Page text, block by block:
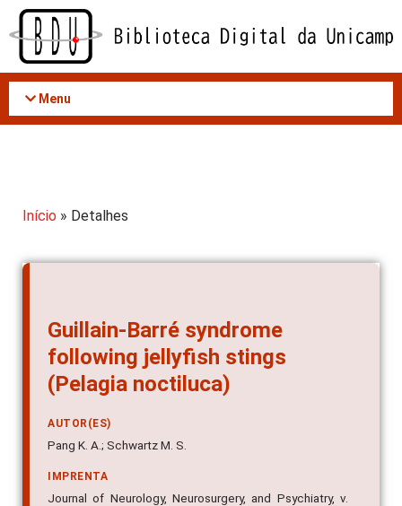
Acessar
conteúdo
Menu
Início » Detalhes
Guillain-Barré syndrome
following jellyfish stings
(Pelagia noctiluca)
AUTOR(ES)
Pang K. A.; Schwartz M. S.
IMPRENTA
Journal of Neurology, Neurosurgery, and Psychiatry, v.